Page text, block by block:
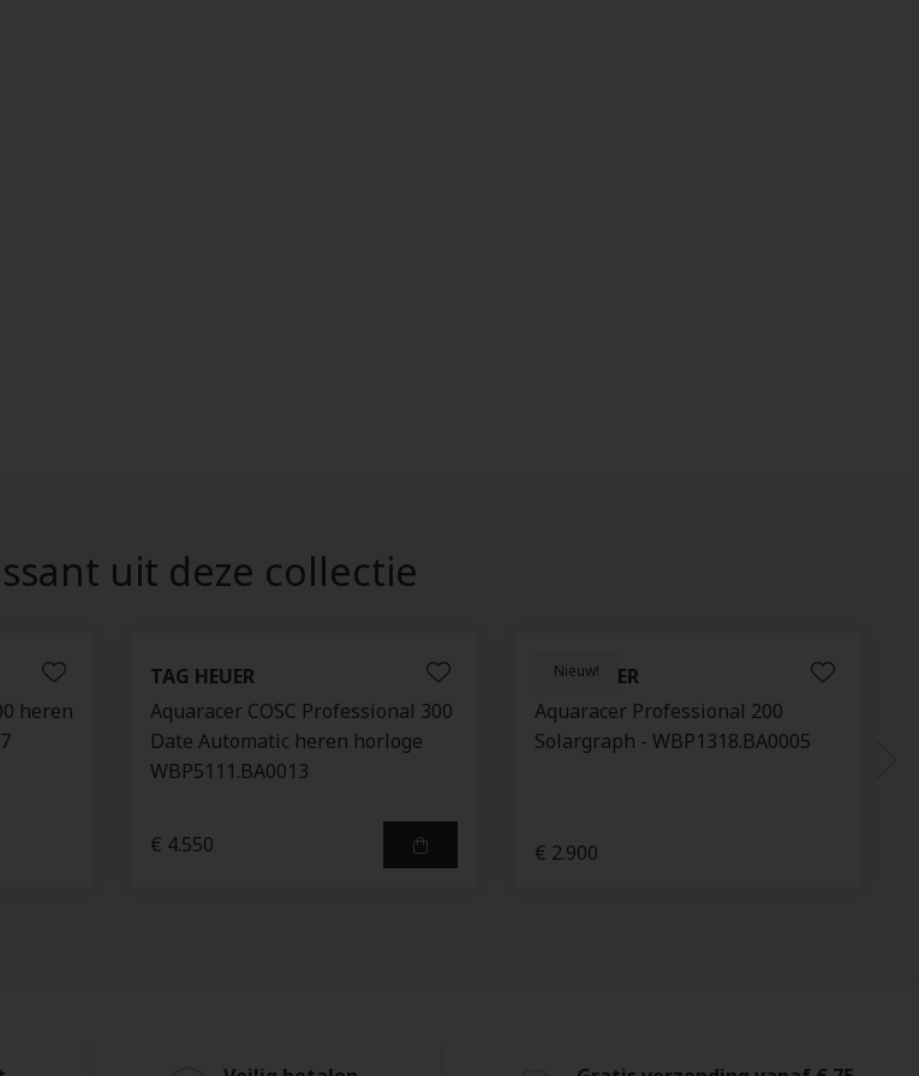
uit deze collectie
heren
TAG HEUER
Aquaracer COSC Professional 300
Date Automatic heren horloge
WBP5111.BA0013
€ 4.550
Nieuw!
TAG HEUER
Aquaracer Professional 200
Solargraph - WBP1318.BA0005
€ 2.900